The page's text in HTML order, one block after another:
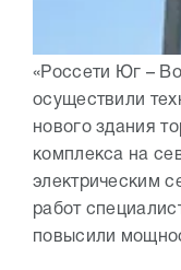
«Россети Юг –
осуществили
нового здания
комплекса на
электрическим
работ
повысили